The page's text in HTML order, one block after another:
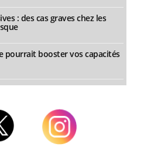
: des cas graves chez les
pourrait booster vos capacités